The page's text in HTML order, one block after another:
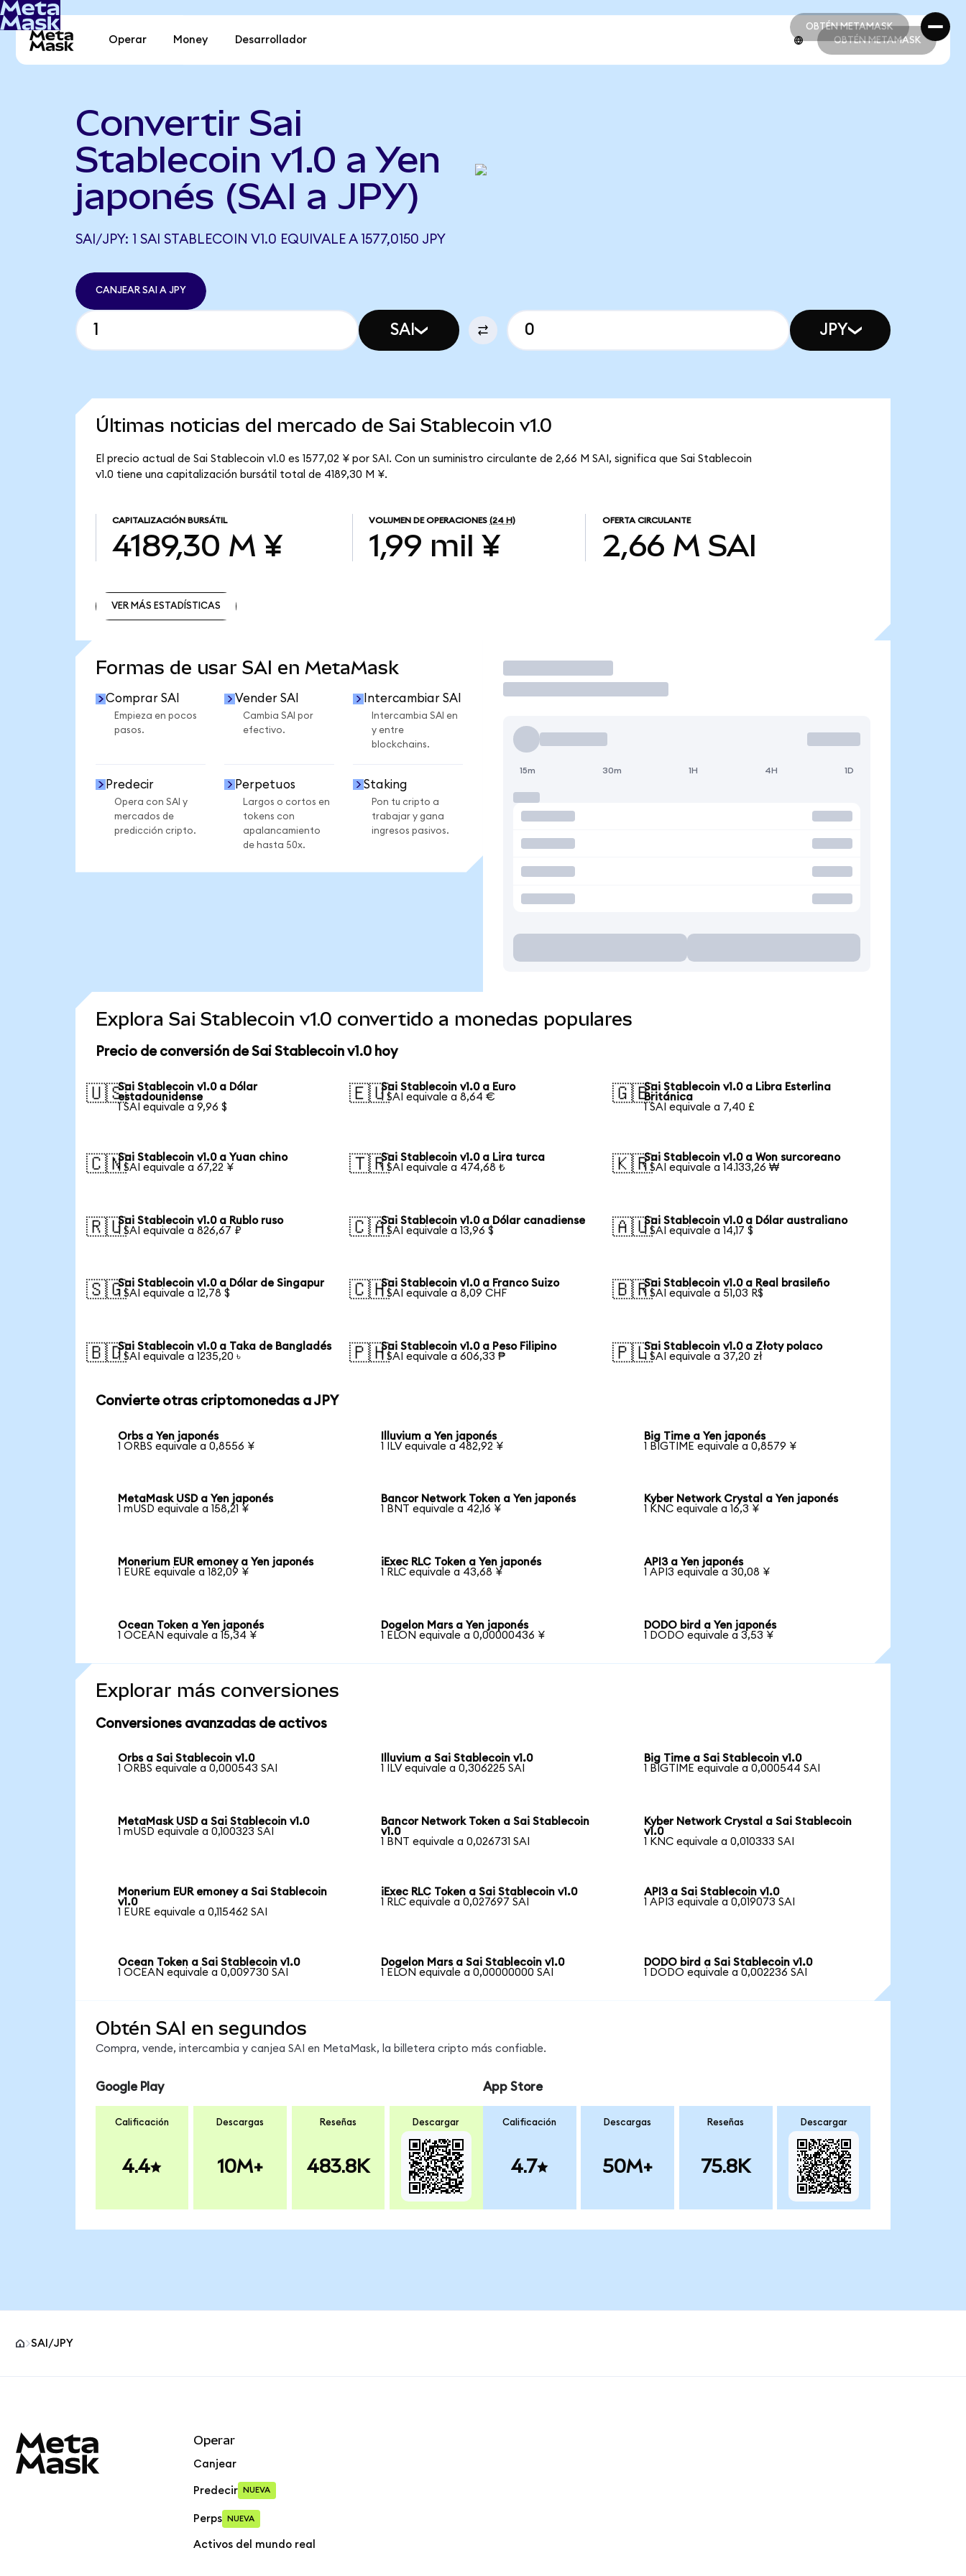
OBTÉN METAMASK
OBTÉN METAMASK
Operar Money Desarrollador OBTÉN METAMASK
Convertir Sai
Stablecoin v1.0 a Yen
japonés (SAI a JPY)
SAI/JPY: 1 SAI STABLECOIN V1.0 EQUIVALE A 1577,0150 JPY
CANJEAR SAI A JPY
SAI JPY
Últimas noticias del mercado de Sai Stablecoin v1.0
El precio actual de Sai Stablecoin v1.0 es 1577,02 ¥ por SAI. Con un suministro circulante de 2,66 M SAI, significa que Sai Stablecoin
v1.0 tiene una capitalización bursátil total de 4189,30 M ¥.
CAPITALIZACIÓN BURSÁTIL
4189,30 M ¥
VOLUMEN DE OPERACIONES (24 H)
1,99 mil ¥
OFERTA CIRCULANTE
2,66 M SAI
VER MÁS ESTADÍSTICAS
Formas de usar SAI en MetaMask
Comprar SAI
Empieza en pocos
pasos.
Vender SAI
Cambia SAI por
efectivo.
Intercambiar SAI
Intercambia SAI en
y entre
blockchains.
Predecir
Opera con SAI y
mercados de
predicción cripto.
Perpetuos
Largos o cortos en
tokens con
apalancamiento
de hasta 50x.
Staking
Pon tu cripto a
trabajar y gana
ingresos pasivos.
Operar
15m 30m 1H 4H 1D
Explora Sai Stablecoin v1.0 convertido a monedas populares
Precio de conversión de Sai Stablecoin v1.0 hoy
🇺🇸Sai Stablecoin v1.0 a Dólar
estadounidense
1 SAI equivale a 9,96 $
🇪🇺Sai Stablecoin v1.0 a Euro
1 SAI equivale a 8,64 €
🇬🇧Sai Stablecoin v1.0 a Libra Esterlina
Británica
1 SAI equivale a 7,40 £
🇨🇳Sai Stablecoin v1.0 a Yuan chino
1 SAI equivale a 67,22 ¥
🇹🇷Sai Stablecoin v1.0 a Lira turca
1 SAI equivale a 474,68 ₺
🇰🇷Sai Stablecoin v1.0 a Won surcoreano
1 SAI equivale a 14.133,26 ₩
🇷🇺Sai Stablecoin v1.0 a Rublo ruso
1 SAI equivale a 826,67 ₽
🇨🇦Sai Stablecoin v1.0 a Dólar canadiense
1 SAI equivale a 13,96 $
🇦🇺Sai Stablecoin v1.0 a Dólar australiano
1 SAI equivale a 14,17 $
🇸🇬Sai Stablecoin v1.0 a Dólar de Singapur
1 SAI equivale a 12,78 $
🇨🇭Sai Stablecoin v1.0 a Franco Suizo
1 SAI equivale a 8,09 CHF
🇧🇷Sai Stablecoin v1.0 a Real brasileño
1 SAI equivale a 51,03 R$
🇧🇩Sai Stablecoin v1.0 a Taka de Bangladés
1 SAI equivale a 1235,20 ৳
🇵🇭Sai Stablecoin v1.0 a Peso Filipino
1 SAI equivale a 606,33 ₱
🇵🇱Sai Stablecoin v1.0 a Złoty polaco
1 SAI equivale a 37,20 zł
Convierte otras criptomonedas a JPY
Orbs a Yen japonés
1 ORBS equivale a 0,8556 ¥
Illuvium a Yen japonés
1 ILV equivale a 482,92 ¥
Big Time a Yen japonés
1 BIGTIME equivale a 0,8579 ¥
MetaMask USD a Yen japonés
1 mUSD equivale a 158,21 ¥
Bancor Network Token a Yen japonés
1 BNT equivale a 42,16 ¥
Kyber Network Crystal a Yen japonés
1 KNC equivale a 16,3 ¥
Monerium EUR emoney a Yen japonés
1 EURE equivale a 182,09 ¥
iExec RLC Token a Yen japonés
1 RLC equivale a 43,68 ¥
API3 a Yen japonés
1 API3 equivale a 30,08 ¥
Ocean Token a Yen japonés
1 OCEAN equivale a 15,34 ¥
Dogelon Mars a Yen japonés
1 ELON equivale a 0,00000436 ¥
DODO bird a Yen japonés
1 DODO equivale a 3,53 ¥
Explorar más conversiones
Conversiones avanzadas de activos
Orbs a Sai Stablecoin v1.0
1 ORBS equivale a 0,000543 SAI
Illuvium a Sai Stablecoin v1.0
1 ILV equivale a 0,306225 SAI
Big Time a Sai Stablecoin v1.0
1 BIGTIME equivale a 0,000544 SAI
MetaMask USD a Sai Stablecoin v1.0
1 mUSD equivale a 0,100323 SAI
Bancor Network Token a Sai Stablecoin
v1.0
1 BNT equivale a 0,026731 SAI
Kyber Network Crystal a Sai Stablecoin
v1.0
1 KNC equivale a 0,010333 SAI
Monerium EUR emoney a Sai Stablecoin
v1.0
1 EURE equivale a 0,115462 SAI
iExec RLC Token a Sai Stablecoin v1.0
1 RLC equivale a 0,027697 SAI
API3 a Sai Stablecoin v1.0
1 API3 equivale a 0,019073 SAI
Ocean Token a Sai Stablecoin v1.0
1 OCEAN equivale a 0,009730 SAI
Dogelon Mars a Sai Stablecoin v1.0
1 ELON equivale a 0,00000000 SAI
DODO bird a Sai Stablecoin v1.0
1 DODO equivale a 0,002236 SAI
Obtén SAI en segundos
Compra, vende, intercambia y canjea SAI en MetaMask, la billetera cripto más confiable.
Google Play
Calificación
4.4
Descargas
10M+
Reseñas
483.8K
Descargar
App Store
Calificación
4.7
Descargas
50M+
Reseñas
75.8K
Descargar
SAI/JPY
Operar
Canjear
Predecir NUEVA
Perps NUEVA
Activos del mundo real